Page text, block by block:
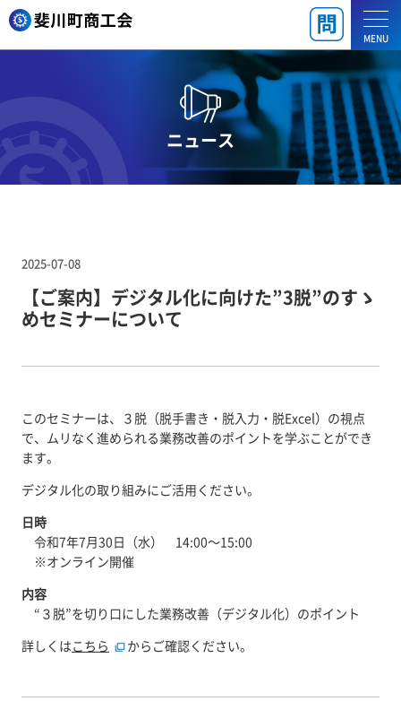
MENU
ニュース
2025-07-08
【ご案内】デジタル化に向けた”3脱”のすゝ
めセミナーについて
このセミナーは、３脱（脱手書き・脱入力・脱Excel）の視点
で、ムリなく進められる業務改善のポイントを学ぶことができ
ます。
デジタル化の取り組みにご活用ください。
日時
令和7年7月30日（水） 14:00～15:00
※オンライン開催
内容
“３脱”を切り口にした業務改善（デジタル化）のポイント
詳しくはこちら からご確認ください。